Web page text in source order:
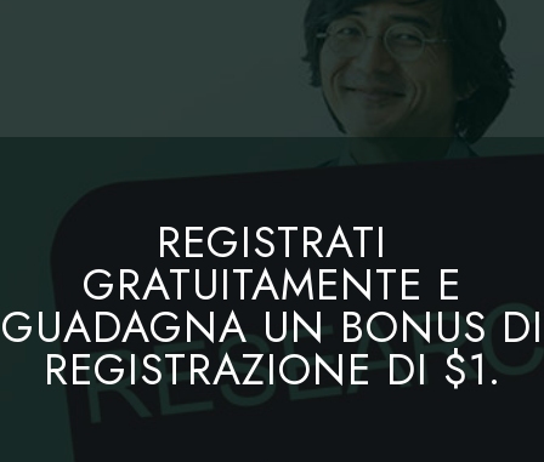
REGISTRATI
GRATUITAMENTE E
GUADAGNA UN BONUS DI
REGISTRAZIONE DI $1.